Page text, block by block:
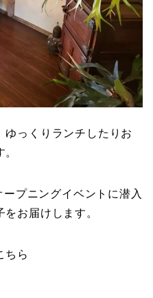
ゆっくりランチしたりお
プニングイベントに潜入
お届けします。
ちら